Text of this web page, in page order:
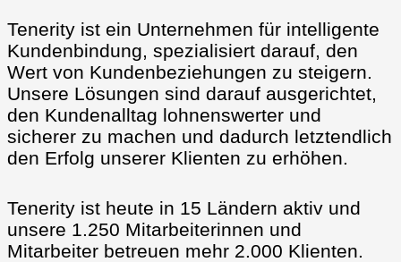
Tenerity ist ein Unternehmen für intelligente
Kundenbindung, spezialisiert darauf, den
Wert von Kundenbeziehungen zu steigern.
Unsere Lösungen sind darauf ausgerichtet,
den Kundenalltag lohnenswerter und
sicherer zu machen und dadurch letztendlich
den Erfolg unserer Klienten zu erhöhen.
Tenerity ist heute in 15 Ländern aktiv und
unsere 1.250 Mitarbeiterinnen und
Mitarbeiter betreuen mehr 2.000 Klienten.